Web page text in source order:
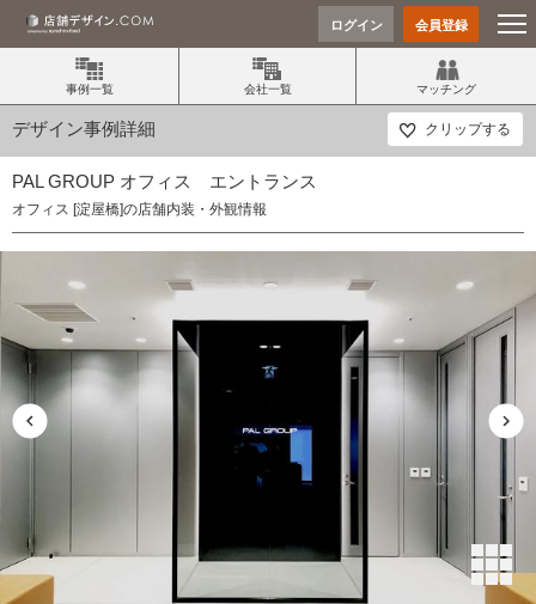
ログイン 会員登録
事例一覧 会社一覧 マッチング
デザイン事例詳細 クリップする
PAL GROUP オフィス エントランス
オフィス [淀屋橋]の店舗内装・外観情報